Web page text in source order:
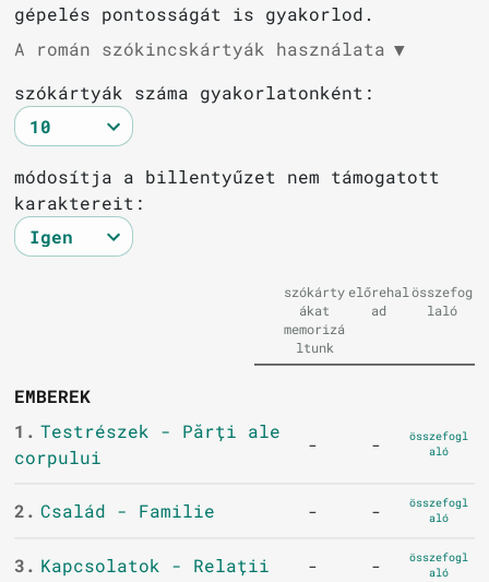
gépelés pontosságát is gyakorlod.
A román szókincskártyák használata ▼
szókártyák száma gyakorlatonként:
módosítja a billentyűzet nem támogatott
karaktereit:
szókárty
ákat
memorizá
ltunk
előrehal
ad
összefog
laló
EMBEREK
1. Testrészek - Părți ale
corpului
- -
összefogl
aló
2. Család - Familie - -
összefogl
aló
3. Kapcsolatok - Relații - -
összefogl
aló